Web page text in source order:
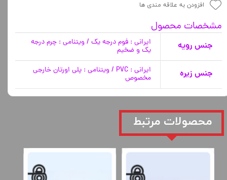
افزودن به علاقه مندی ها
مشخصات محصول
جنس رویه ایرانی : فوم درجه یک / ویتنامی : چرم درجه
یک و ضخیم
جنس زیره ایرانی : PVC / ویتنامی : پلی اورتان خارجی
مخصوص
​محصولات مرتبط